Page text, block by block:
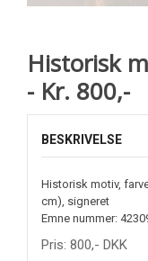
Historisk
- Kr. 800,-
BESKRIVELSE
Historisk motiv,
cm), signeret
Emne nummer:
Pris: 800,- DKK